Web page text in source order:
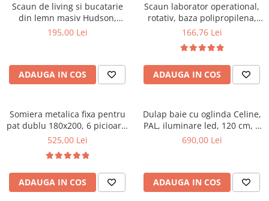
Saltele cu spuma
Saltele cu spuma poliuretanica
Saltele 140x200
Saltele 180x200
Top saltele
Top saltele 5 cm
Top saltele memory 5 cm
Top saltele MemoHR 6.5 cm
Comode living
Set mese plus scaune
Scaune ergonomice
Etajere Birou
Birouri
Scaune pentru birou
Scaune pentru vizitatori
Scaune manager
Mobilier bucatarie
Mese bucatarie
Scaune conferinta
Scaune terasa si outdoor
Scaun de living si bucatarie
din lemn masiv Hudson,
tapiterie stofa,100 kg,
195,00 Lei
ADAUGA IN COS
Scaun laborator operational,
rotativ, baza polipropilena,
piele ecologica, inaltime
166,76 Lei
ADAUGA IN COS
Somiera metalica fixa pentru
pat dublu 180x200, 6 picioare,
32 lamele lemn fag, benzi
negru
525,00 Lei
ADAUGA IN COS
Dulap baie cu oglinda Celine,
PAL, iluminare led, 120 cm, 3
usi, 3 rafturi, soft close, alb
690,00 Lei
ADAUGA IN COS